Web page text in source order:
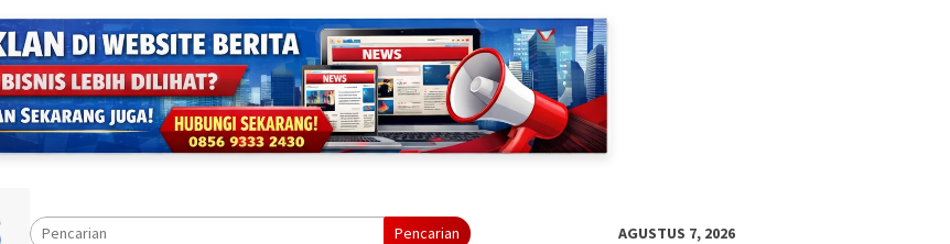
Pencarian AGUSTUS 7, 2026